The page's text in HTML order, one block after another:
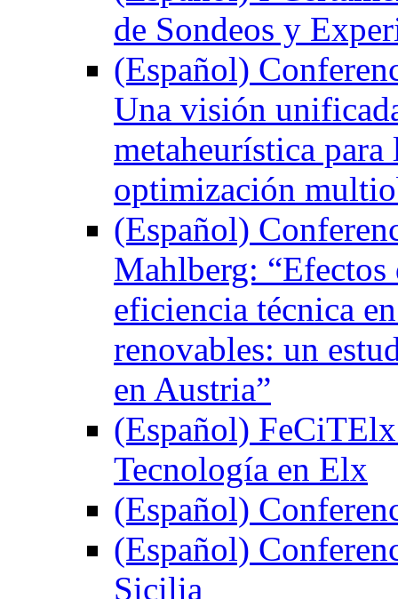
de Sondeos y
(Español)
Una visión
metaheurística
optimización
(Español)
Mahlberg:
eficiencia técnica
renovables: un
en Austria”
(Español)
Tecnología en Elx
(Español)
(Español)
Sicilia